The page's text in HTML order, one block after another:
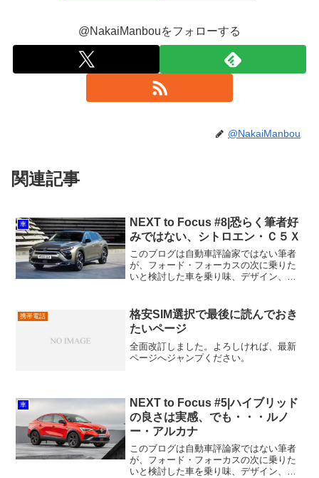
@NakaiManbouをフォローする
@NakaiManbou
関連記事
車
NEXT to Focus #8|恐らく筆者好
みではない、シトロエン・Ｃ５Ｘ
このブログは自動車評論家ではない筆者
が、フォード・フォーカスの次に乗りた
いと検討した車を乗り味、デザイン、使
る。判断基準とするフォード・フォーカ
スは2013年製。7代目フ...
携帯電話
格安SIM選択で最後に読んでおき
たいページ
全面改訂しました。よろしければ、最新
ページへジャンプください。
車
NEXT to Focus #5|ハイブリッド
の良さは実感、でも・・・ルノ
ー・アルカナ
このブログは自動車評論家ではない筆者
が、フォード・フォーカスの次に乗りた
いと検討した車を乗り味、デザイン、使